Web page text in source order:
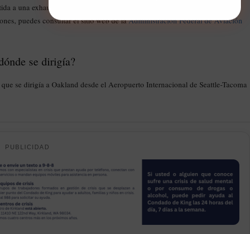
a una exhaustiva revisión para determinar la causa exacta del fallo del
puedes consultar el sitio web de laAdministración Federal de Aviación
se dirigía?
que se dirigía a Oakland desde el Aeropuerto Internacional de Seattle-Tacoma
PUBLICIDAD